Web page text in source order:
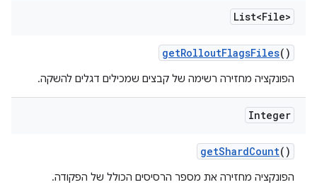
List<File>
getRolloutFlagsFiles()
הפונקציה מחזירה רשימה של קבצים שמכילים דגלים להשקה.
Integer
getShardCount()
הפונקציה מחזירה את מספר הרסיסים הכולל של הפקודה.